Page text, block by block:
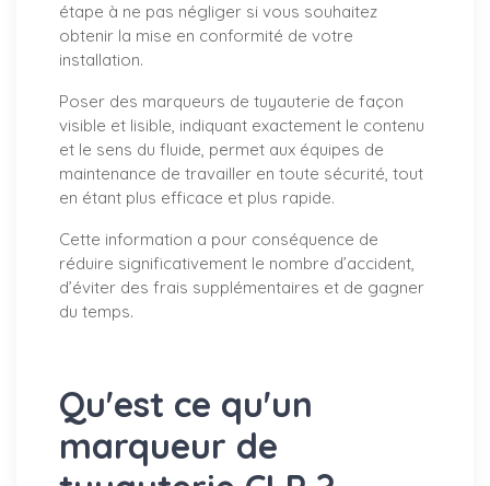
étape à ne pas négliger si vous souhaitez
obtenir la mise en conformité de votre
installation.
Poser des marqueurs de tuyauterie de façon
visible et lisible, indiquant exactement le contenu
et le sens du fluide, permet aux équipes de
maintenance de travailler en toute sécurité, tout
en étant plus efficace et plus rapide.
Cette information a pour conséquence de
réduire significativement le nombre d’accident,
d’éviter des frais supplémentaires et de gagner
du temps.
Qu'est ce qu'un
marqueur de